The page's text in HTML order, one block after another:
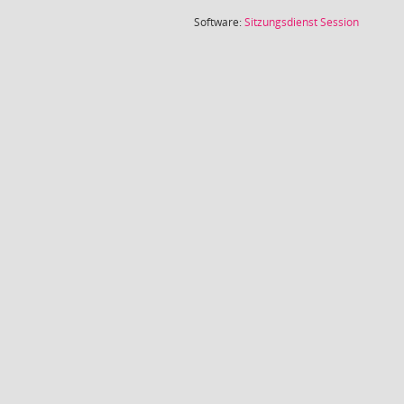
Software:SitzungsdienstSession(Wird in